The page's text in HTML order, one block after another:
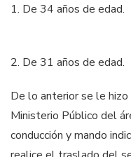
1. De 34 años de edad.
2. De 31 años de edad.
De lo anterior se le
Ministerio Público del
conducción y mando